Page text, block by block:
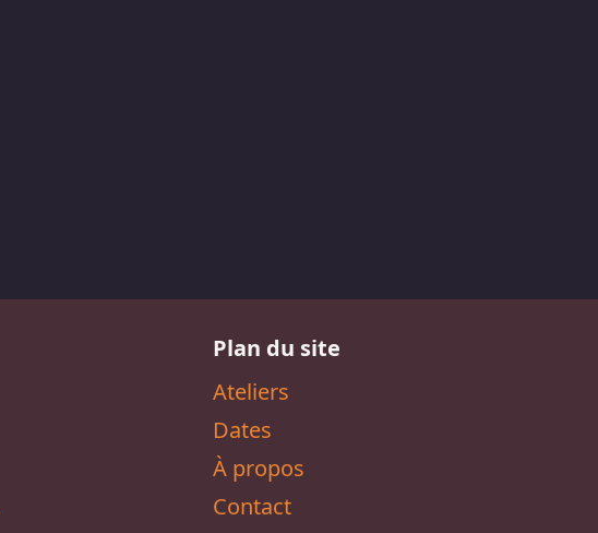
Plan du site
Ateliers
Dates
À propos
Contact